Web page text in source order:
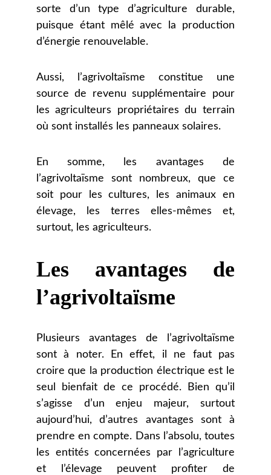
sorte d’un type d’agriculture durable,
puisque étant mêlé avec la production
d’énergie renouvelable.
Aussi, l’agrivoltaïsme constitue une
source de revenu supplémentaire pour
les agriculteurs propriétaires du terrain
où sont installés les panneaux solaires.
En somme, les avantages de
l’agrivoltaïsme sont nombreux, que ce
soit pour les cultures, les animaux en
élevage, les terres elles-mêmes et,
surtout, les agriculteurs.
Les avantages de
l’agrivoltaïsme
Plusieurs avantages de l’agrivoltaïsme
sont à noter. En effet, il ne faut pas
croire que la production électrique est le
seul bienfait de ce procédé. Bien qu’il
s’agisse d’un enjeu majeur, surtout
aujourd’hui, d’autres avantages sont à
prendre en compte. Dans l’absolu, toutes
les entités concernées par l’agriculture
et l’élevage peuvent profiter de